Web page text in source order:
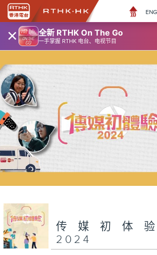
× 全新 RTHK On The Go
一手掌握 RTHK 电台、电视节目
ENG
传媒初体验
2024